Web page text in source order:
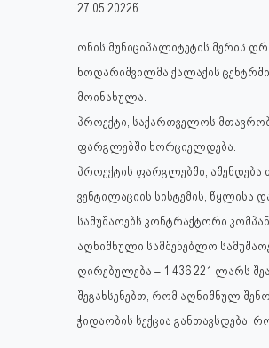
27.05.2022წ.
ონის მუნიციპალიტეტის მერის
ნოდარიშვილმა ქალაქის
მოინახულა.
პროექტი, საქართველოს
ფარგლებში ხორციელდება.
პროექტის ფარგლებში, აშენდება
ვენტილაციის სისტემის, წყლისა
სამუშაოებს კონტრაქტორი
აღნიშნული სამშენებლო
ღირებულება – 1 436 221 ლარს
შეგახსენებთ, რომ აღნიშნულ
ჭიდაობის სექცია